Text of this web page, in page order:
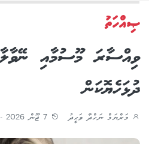
ޞިއްހަތު
ވިއްސާރަ މޫސުމާއި
ދުޅަހެޔޮކަން
މަރްޔަމް ނަހްދާ ވަޙީދު